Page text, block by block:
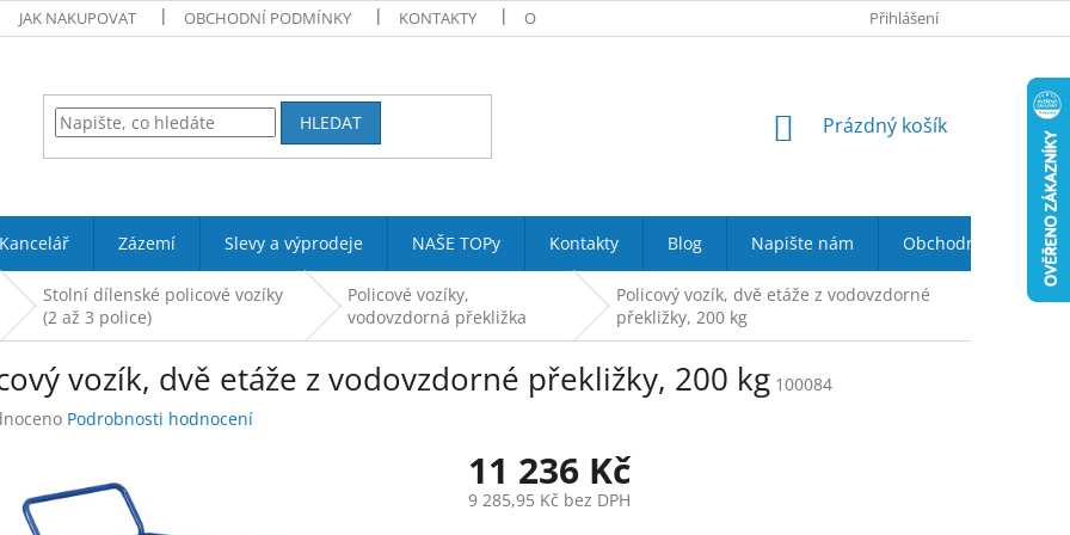
JAK NAKUPOVAT OBCHODNÍ PODMÍNKY KONTAKTY O NÁS DOPRAVA A PLATBA
Přihlášení
HLEDAT
NÁKUPNÍ
Prázdný košík
Kancelář Zázemí Slevy a výprodeje NAŠE TOPy Kontakty Blog Napište nám Obchodní podmínky
Stolní dílenské policové vozíky
(2 až 3 police)
Policové vozíky,
vodovzdorná překližka
Policový vozík, dvě etáže z vodovzdorné
překližky, 200 kg
vozík, dvě etáže z vodovzdorné překližky, 200 kg 100084
Podrobnosti hodnocení
11 236 Kč
9 285,95 Kč bez DPH